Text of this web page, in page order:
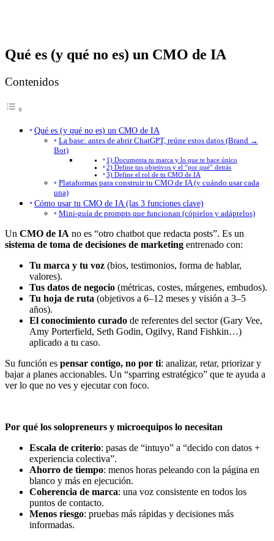
Qué es (y qué no es) un CMO de IA
Contenidos
Qué es (y qué no es) un CMO de IA
La base: antes de abrir ChatGPT, reúne estos datos (Brand →
Bot)
1) Documenta tu marca y lo que te hace único
2) Define tus objetivos y el “por qué” detrás
3) Define el rol de tu CMO de IA
Plataformas para construir tu CMO de IA (y cuándo usar cada
una)
Cómo usar tu CMO de IA (las 3 funciones clave)
Mini-guía de prompts que funcionan (cópielos y adáptelos)
Un CMO de IA no es “otro chatbot que redacta posts”. Es un
sistema de toma de decisiones de marketing entrenado con:
Tu marca y tu voz (bios, testimonios, forma de hablar,
valores).
Tus datos de negocio (métricas, costes, márgenes, embudos).
Tu hoja de ruta (objetivos a 6–12 meses y visión a 3–5
años).
El conocimiento curado de referentes del sector (Gary Vee,
Amy Porterfield, Seth Godin, Ogilvy, Rand Fishkin…)
aplicado a tu caso.
Su función es pensar contigo, no por ti: analizar, retar, priorizar y
bajar a planes accionables. Un “sparring estratégico” que te ayuda a
ver lo que no ves y ejecutar con foco.
Por qué los solopreneurs y microequipos lo necesitan
Escala de criterio: pasas de “intuyo” a “decido con datos +
experiencia colectiva”.
Ahorro de tiempo: menos horas peleando con la página en
blanco y más en ejecución.
Coherencia de marca: una voz consistente en todos los
puntos de contacto.
Menos riesgo: pruebas más rápidas y decisiones más
informadas.